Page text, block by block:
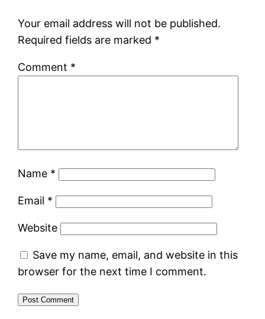
Your email address will not be published.
Required fields are marked *
Comment *
Name *
Email *
Website
Save my name, email, and website in this
browser for the next time I comment.